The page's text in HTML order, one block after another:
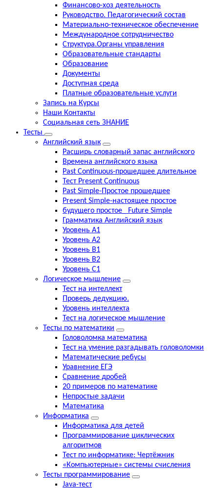
Финансово-хоз деятельность
Руководство. Педагогический состав
Материально-техническое обеспечение
Международное сотрудничество
Структура.Органы управления
Образовательные стандарты
Образование
Документы
Доступная среда
Платные образовательные услуги
Запись на Курсы
Наши Контакты
Социальная сеть ЗНАНИЕ
Тесты
Английский язык
Расширь словарный запас английского
Времена английского языка
Past Continuous-прошедшее длительное
Тест Present Continuous
Past Simple-Простое прошедшее
Present Simple-настоящее простое
будущего простое_ Future Simple
Грамматика Английский язык
Уровень А1
Уровень А2
Уровень В1
Уровень В2
Уровень С1
Логическое мышление
Тест на интеллект
Проверь дедукцию.
Уровень интеллекта
Тест на логическое мышление
Тесты по математики
Головоломка математика
Тест на умение разгадывать головоломки
Математические ребусы
Уравнение ЕГЭ
Сравнение дробей
20 примеров по математике
Непростые задачи
Математика
Информатика
Информатика для детей
Программирование циклических
алгоритмов
Тест по информатике: Чертёжник
«Компьютерные» системы счисления
Тесты программирование
Java-тест